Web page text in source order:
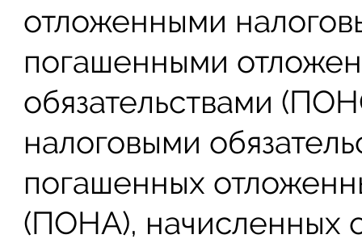
отложенными
погашенными
обязательствами
налоговыми
погашенных
(ПОНА), начисленных